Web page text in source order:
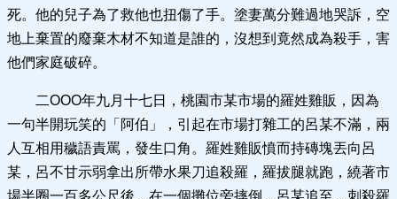
死。他的兒子為了救他也扭傷了手。塗妻萬分難過地哭訴，空
地上棄置的廢棄木材不知道是誰的，沒想到竟然成為殺手，害
他們家庭破碎。
二OOO年九月十七日，桃園市某市場的羅姓雞販，因為
一句半開玩笑的「阿伯」，引起在市場打雜工的呂某不滿，兩
人互相用穢語責罵，發生口角。羅姓雞販憤而持磚塊丟向呂
某，呂不甘示弱拿出所帶水果刀追殺羅，羅拔腿就跑，繞著市